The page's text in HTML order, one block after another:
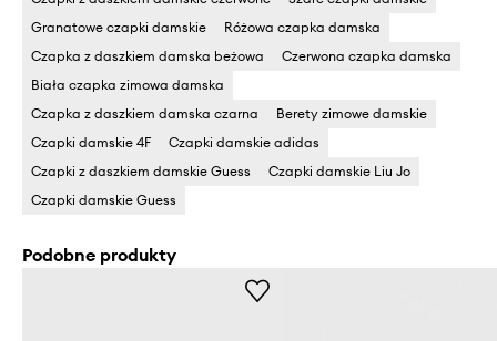
Granatowe czapki damskie
Różowa czapka damska
Czapka z daszkiem damska beżowa
Czerwona czapka damska
Biała czapka zimowa damska
Czapka z daszkiem damska czarna
Berety zimowe damskie
Czapki damskie 4F
Czapki damskie adidas
Czapki z daszkiem damskie Guess
Czapki damskie Liu Jo
Czapki damskie Guess
Podobne produkty